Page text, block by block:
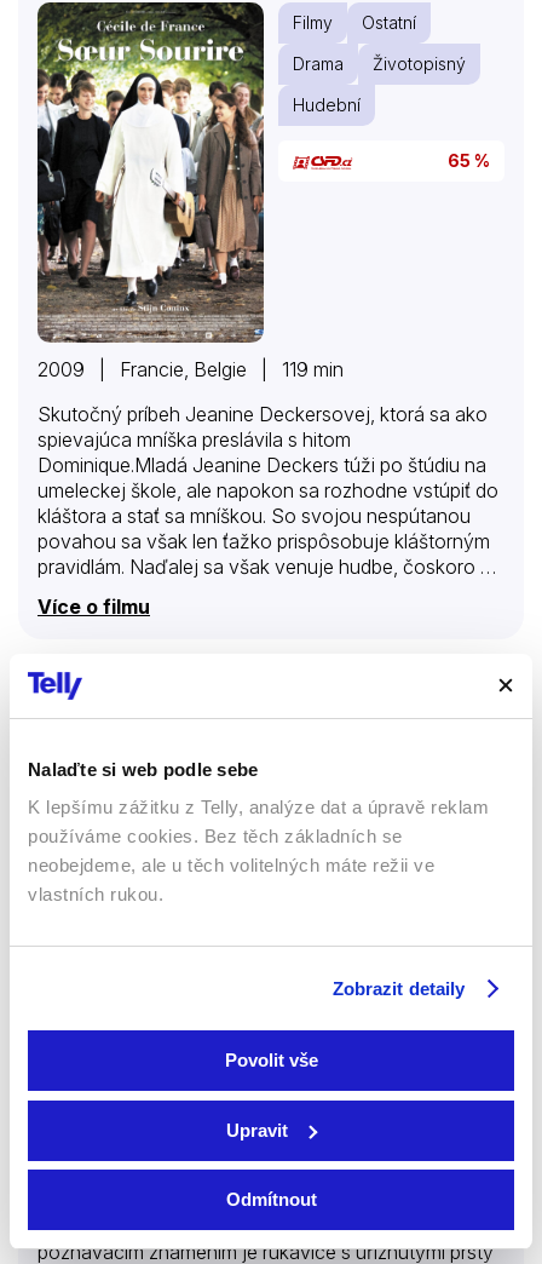
Nalaďte si web podle sebe
K lepšímu zážitku z Telly, analýze dat a úpravě reklam
používáme cookies. Bez těch základních se
neobejdeme, ale u těch volitelných máte režii ve
vlastních rukou.
Zobrazit detaily
Povolit vše
Upravit
Odmítnout
Filmy
Ostatní
Drama
Životopisný
Hudební
65 %
2009 | Francie, Belgie | 119 min
Skutočný príbeh Jeanine Deckersovej, ktorá sa ako
spievajúca mníška preslávila s hitom
Dominique.Mladá Jeanine Deckers túži po štúdiu na
umeleckej škole, ale napokon sa rozhodne vstúpiť do
kláštora a stať sa mníškou. So svojou nespútanou
povahou sa však len ťažko prispôsobuje kláštorným
pravidlám. Naďalej sa však venuje hudbe, čoskoro sa
nej medzinárodná senzácia…
Více o filmu
Smolný den pro Skopce
Ostatní
Mysteriózní
1971 | Itálie | 92 min
mladý učitel angličtiny. Se štěstím přežije, jeho
napadení bylo však pouhým začátkem. Maniakální
vrah v rychlém sledu znovu několikrát udeří: jeho
poznávacím znamením je rukavice s uříznutými prsty